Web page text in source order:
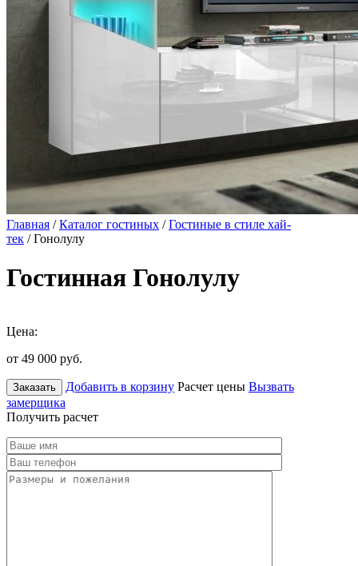
Главная /Каталог гостиных /Гостиные в стиле хай-
тек / Гонолулу
Гостинная Гонолулу
Цена:
от 49 000 руб.
Заказать Добавить в корзину Расчет цены Вызвать
замерщика
Получить расчет